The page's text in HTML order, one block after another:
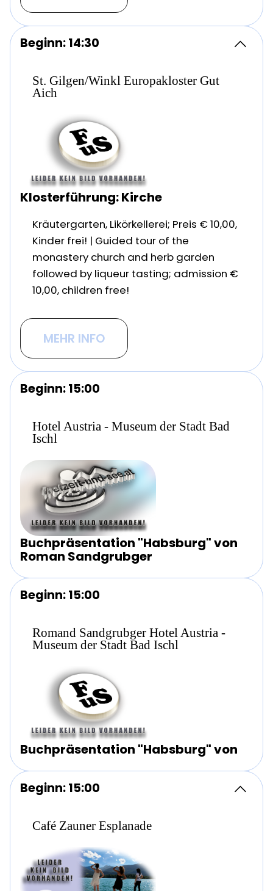
Beginn: 14:30
St. Gilgen/Winkl Europakloster Gut
Aich
Klosterführung: Kirche
Kräutergarten, Likörkellerei; Preis € 10,00,
Kinder frei! | Guided tour of the
monastery church and herb garden
followed by liqueur tasting; admission €
10,00, children free!
MEHR INFO
Beginn: 15:00
Hotel Austria - Museum der Stadt Bad
Ischl
Buchpräsentation "Habsburg" von
Roman Sandgrubger
Beginn: 15:00
Romand Sandgrubger Hotel Austria -
Museum der Stadt Bad Ischl
Buchpräsentation "Habsburg" von
Beginn: 15:00
Café Zauner Esplanade